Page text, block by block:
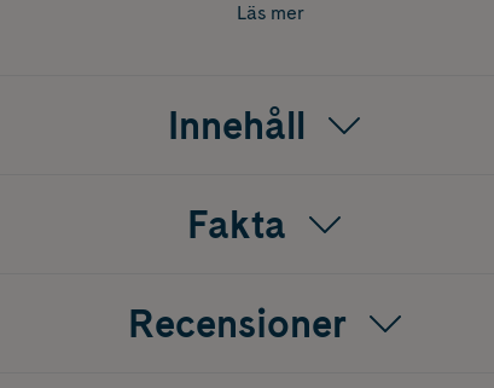
Läs mer
Innehåll
Fakta
Recensioner